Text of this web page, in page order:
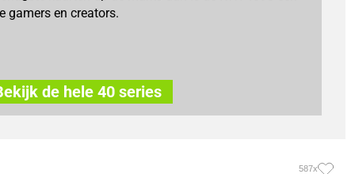
gamers en creators.
de hele 40 series
587x